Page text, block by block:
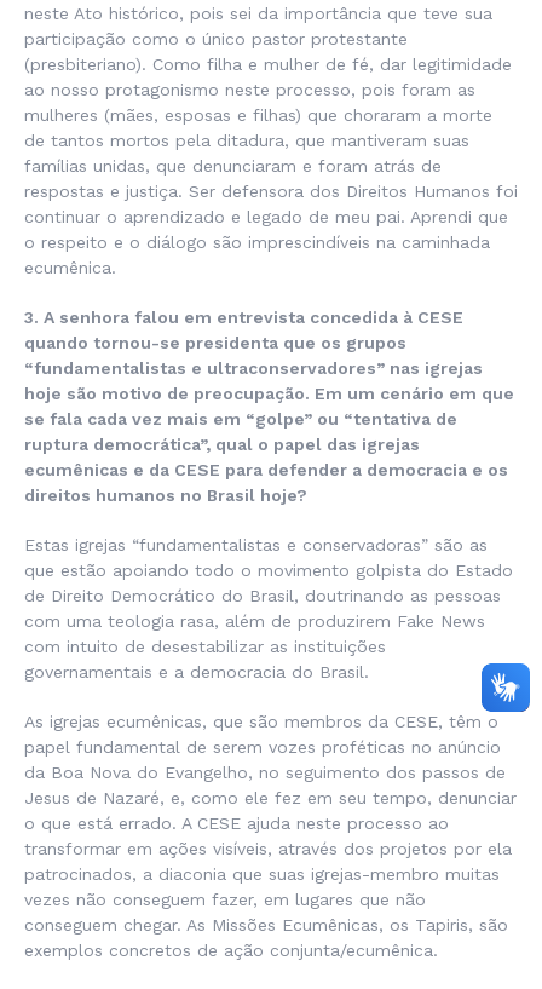
neste Ato histórico, pois sei da importância que teve sua
participação como o único pastor protestante
(presbiteriano). Como filha e mulher de fé, dar legitimidade
ao nosso protagonismo neste processo, pois foram as
mulheres (mães, esposas e filhas) que choraram a morte
de tantos mortos pela ditadura, que mantiveram suas
famílias unidas, que denunciaram e foram atrás de
respostas e justiça. Ser defensora dos Direitos Humanos foi
continuar o aprendizado e legado de meu pai. Aprendi que
o respeito e o diálogo são imprescindíveis na caminhada
ecumênica.
3. A senhora falou em entrevista concedida à CESE
quando tornou-se presidenta que os grupos
“fundamentalistas e ultraconservadores” nas igrejas
hoje são motivo de preocupação. Em um cenário em que
se fala cada vez mais em “golpe” ou “tentativa de
ruptura democrática”, qual o papel das igrejas
ecumênicas e da CESE para defender a democracia e os
direitos humanos no Brasil hoje?
Estas igrejas “fundamentalistas e conservadoras” são as
que estão apoiando todo o movimento golpista do Estado
de Direito Democrático do Brasil, doutrinando as pessoas
com uma teologia rasa, além de produzirem Fake News
com intuito de desestabilizar as instituições
governamentais e a democracia do Brasil.
As igrejas ecumênicas, que são membros da CESE, têm o
papel fundamental de serem vozes proféticas no anúncio
da Boa Nova do Evangelho, no seguimento dos passos de
Jesus de Nazaré, e, como ele fez em seu tempo, denunciar
o que está errado. A CESE ajuda neste processo ao
transformar em ações visíveis, através dos projetos por ela
patrocinados, a diaconia que suas igrejas-membro muitas
vezes não conseguem fazer, em lugares que não
conseguem chegar. As Missões Ecumênicas, os Tapiris, são
exemplos concretos de ação conjunta/ecumênica.